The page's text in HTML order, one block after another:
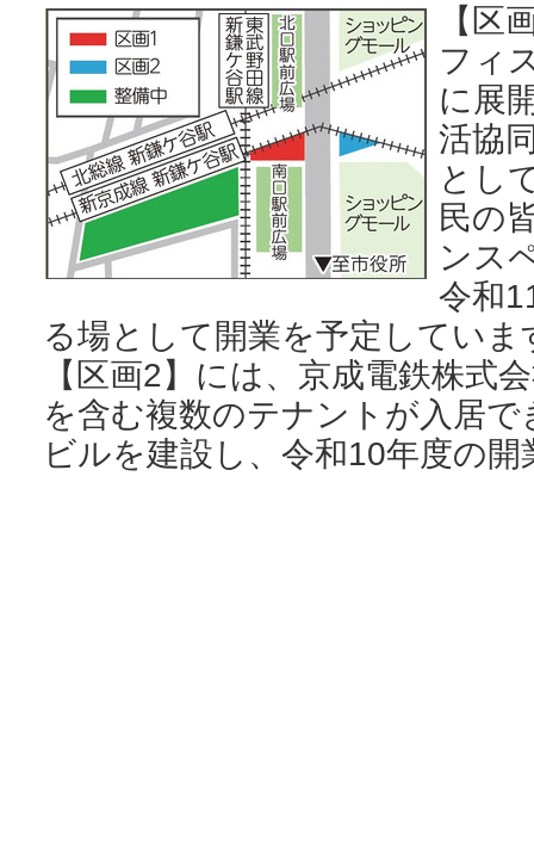
【区
フィ
に展
活協
とし
民の
ンス
令和
る場として開業を予定していま
【区画2】には、京成電鉄株式
を含む複数のテナントが入居
ビルを建設し、令和10年度の